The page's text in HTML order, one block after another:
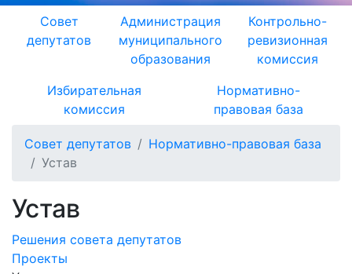
Совет
депутатов
Администрация
муниципального
образования
Контрольно-
ревизионная
комиссия
Избирательная
комиссия
Нормативно-
правовая база
Совет депутатов
Нормативно-правовая база
Устав
Устав
Решения совета депутатов
Проекты